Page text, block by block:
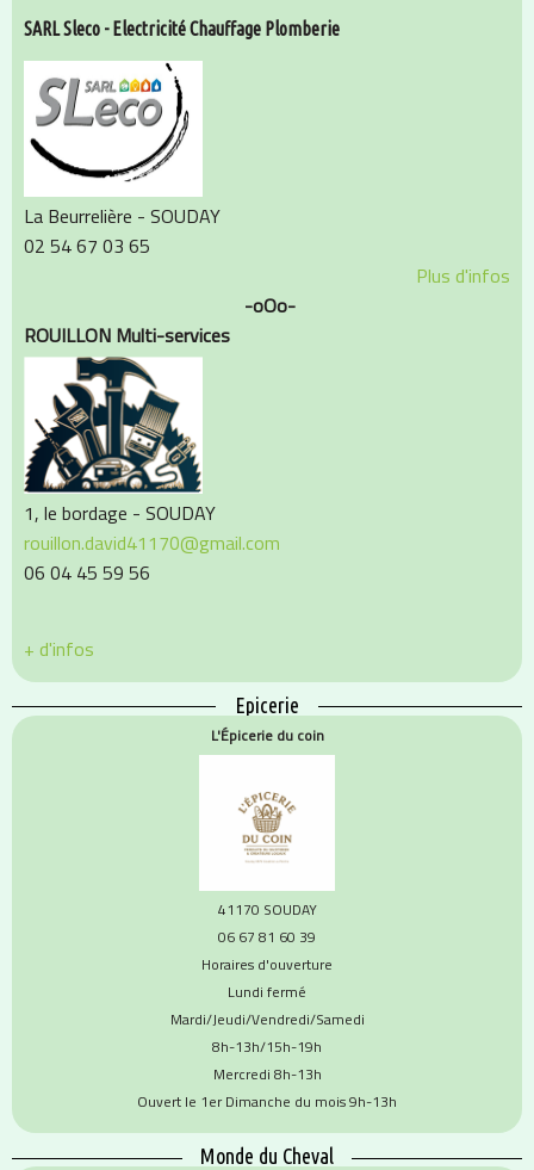
SARL Sleco - Electricité Chauffage Plomberie
La Beurrelière - SOUDAY
02 54 67 03 65
Plus d'infos
-oOo-
ROUILLON Multi-services
1, le bordage - SOUDAY
rouillon.david41170@gmail.com
06 04 45 59 56
+ d'infos
Epicerie
L'Épicerie du coin
41170 SOUDAY
06 67 81 60 39
Horaires d'ouverture
Lundi fermé
Mardi/Jeudi/Vendredi/Samedi
8h-13h/15h-19h
Mercredi 8h-13h
Ouvert le 1er Dimanche du mois 9h-13h
Monde du Cheval